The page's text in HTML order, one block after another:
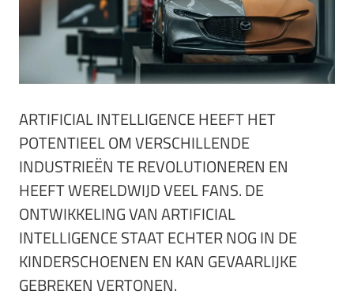
ARTIFICIAL INTELLIGENCE HEEFT HET
POTENTIEEL OM VERSCHILLENDE
INDUSTRIEËN TE REVOLUTIONEREN EN
HEEFT WERELDWIJD VEEL FANS. DE
ONTWIKKELING VAN ARTIFICIAL
INTELLIGENCE STAAT ECHTER NOG IN DE
KINDERSCHOENEN EN KAN GEVAARLIJKE
GEBREKEN VERTONEN.